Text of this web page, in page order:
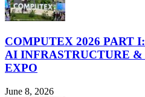
COMPUTEX 2026 PART
AI INFRASTRUCTURE
EXPO
June 8, 2026